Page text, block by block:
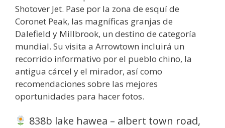
Shotover Jet. Pase por la zona de esquí de
Coronet Peak, las magníficas granjas de
Dalefield y Millbrook, un destino de categoría
mundial. Su visita a Arrowtown incluirá un
recorrido informativo por el pueblo chino, la
antigua cárcel y el mirador, así como
recomendaciones sobre las mejores
oportunidades para hacer fotos.
838b lake hawea – albert town road,